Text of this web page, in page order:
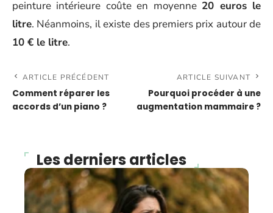
peinture intérieure coûte en moyenne 20 euros le
litre. Néanmoins, il existe des premiers prix autour de
10 € le litre.
ARTICLE PRÉCÉDENT
Comment réparer les
accords d’un piano ?
ARTICLE SUIVANT
Pourquoi procéder à une
augmentation mammaire ?
Les derniers articles